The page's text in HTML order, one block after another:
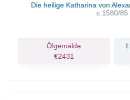
Die heilige Katharina von
c.1580/85
Ölgemälde
€2431